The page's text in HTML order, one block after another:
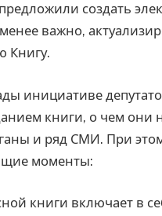
создать
менее важно,
Книгу.
инициативе
книги, о чем они
и ряд СМИ. При
моменты:
книги включает в